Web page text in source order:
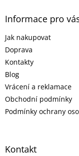
Informace pro
Jak nakupovat
Doprava
Kontakty
Blog
Vrácení a reklamace
Obchodní podmínky
Podmínky ochrany
Kontakt